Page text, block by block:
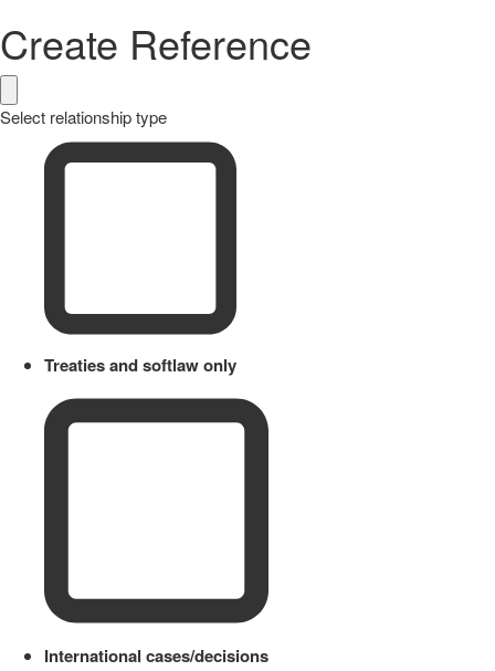
Create Reference
Select relationship type
Treaties and softlaw only
International cases/decisions